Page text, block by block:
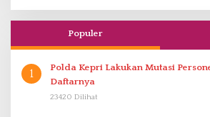
Populer
1
Polda Kepri Lakukan Mutasi
Daftarnya
23420 Dilihat